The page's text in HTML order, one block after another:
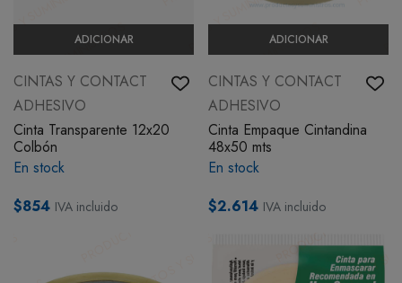
ADICIONAR
CINTAS Y CONTACT
ADHESIVO
Cinta Transparente 12x20
Colbón
En stock
$854 IVA incluido
ADICIONAR
CINTAS Y CONTACT
ADHESIVO
Cinta Empaque Cintandina
48x50 mts
En stock
$2.614 IVA incluido